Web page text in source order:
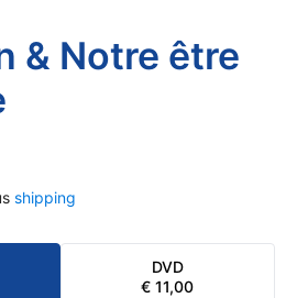
& Notre être
shipping
DVD
€ 11,00